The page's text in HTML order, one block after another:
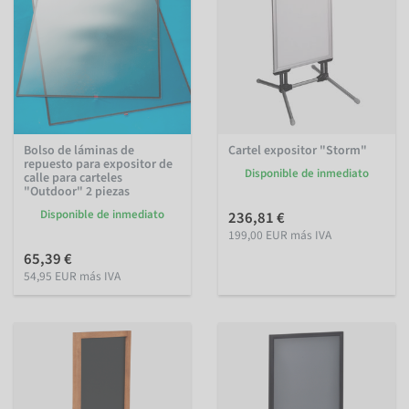
Bolso de láminas de
repuesto para expositor de
calle para carteles
"Outdoor" 2 piezas
Disponible de inmediato
65,39 €
54,95 EUR más IVA
Cartel expositor "Storm"
Disponible de inmediato
236,81 €
199,00 EUR más IVA